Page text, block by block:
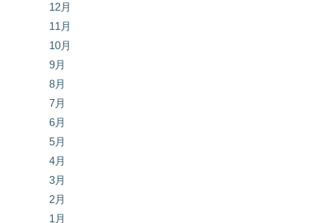
12月
11月
10月
9月
8月
7月
6月
5月
4月
3月
2月
1月